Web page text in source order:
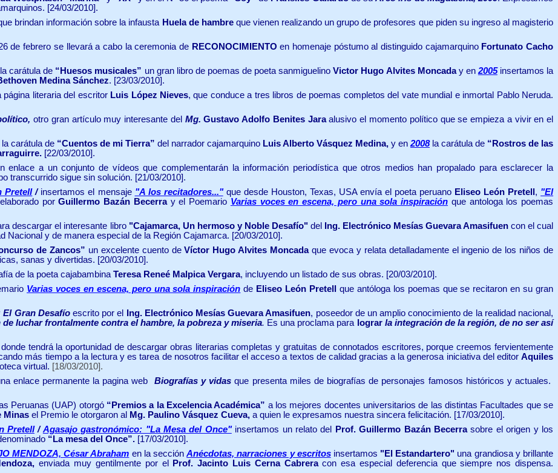
[24/03/2010].
brindan información sobre la infausta Huela de hambreque vienen realizando un grupo de profesores que piden su ingreso al magisterio
de febrero se llevará a cabo la ceremonia de RECONOCIMIENTO en homenaje póstumo al distinguido cajamarquino Fortunato Cacho
carátula de “Huesos musicales” un gran libro de poemas de poeta sanmiguelinoVictor Hugo Alvites Moncaday en 2005insertamos la
Medina Sánchez. [23/03/2010].
literaria del escritor Luis López Nieves, que conduce a tres libros de poemas completos del vate mundial e inmortal Pablo Neruda.
otro gran artículo muy interesante del Mg.Gustavo Adolfo Benites Jaraalusivo el momento político que se empieza a vivir en el
carátula de “Cuentos de mi Tierra” del narrador cajamarquino Luis Alberto Vásquez Medina, y en 2008la carátula de “Rostros de las
[22/03/2010].
enlace a un conjunto de vídeosque complementarán la información periodística que otros medios han propalado para esclarecer la
transcurrido sigue sin solución. [21/03/2010].
Pretell/insertamos el mensaje "A los recitadores..."que desde Houston, Texas, USA envía el poeta peruano Eliseo León Pretell , "El
porGuillermo Bazán Becerray el Poemario Varias voces en escena, pero una sola inspiración que antologa los poemas
descargar el interesante libro "Cajamarca, Un hermoso y Noble Desafío" del Ing. Electrónico Mesías Guevara Amasifuencon el cual
y de manera especial de la Región Cajamarca. [20/03/2010].
de Zancos” un excelente cuento deVíctor Hugo Alvites Moncadaque evoca y relata detalladamente el ingenio de los niños de
sanas y divertidas. [20/03/2010].
de la poeta cajabambina Teresa Reneé Malpica Vergara, incluyendo un listado de sus obras. [20/03/2010].
Varias voces en escena, pero una sola inspiración de Eliseo León Pretell
que antóloga los poemas que se recitaron en su gran
El Gran Desafíoescrito por el Ing. Electrónico Mesías Guevara Amasifuen, poseedor de un amplio conocimiento de la realidad nacional,
de luchar frontalmente contra el hambre, la pobreza y miseria. Es una proclama para lograr la integración de la región, de no ser así
tendrá la oportunidad de descargar obras literarias completas y gratuitas de connotados escritores, porque creemos fervientemente
más tiempo a la lectura y es tarea de nosotros facilitar el acceso a textos de calidad gracias a la generosa iniciativa del editor Aquiles
virtual. [18/03/2010].
enlace permanente la pagina web Biografías y vidas que presenta miles de biografías de personajes famosos históricos y actuales.
Peruanas (UAP) otorgó “Premios a la Excelencia Académica” a los mejores docentes universitarios de las distintas Facultades que se
Minas el Premio le otorgaron al Mg. Paulino Vásquez Cueva, a quien le expresamos nuestra sincera felicitación. [17/03/2010].
Pretell/Agasajo gastronómico: "La Mesa del Once"insertamos un relato del Prof. Guillermo Bazán Becerrasobre el origen y los
“La mesa del Once”. [17/03/2010].
MENDOZA, César Abraham en la secciónAnécdotas, narraciones y escritosinsertamos "El Estandartero" una grandiosa y brillante
enviada muy gentilmente por el Prof. Jacinto Luis Cerna Cabreracon esa especial deferencia que siempre nos dispensa.